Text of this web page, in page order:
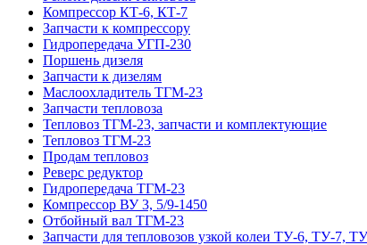
Компрессор КТ-6, КТ-7
Запчасти к компрессору
Гидропередача УГП-230
Поршень дизеля
Запчасти к дизелям
Маслоохладитель ТГМ-23
Запчасти тепловоза
Тепловоз ТГМ-23, запчасти и комплектующие
Тепловоз ТГМ-23
Продам тепловоз
Реверс редуктор
Гидропередача ТГМ-23
Компрессор ВУ 3, 5/9-1450
Отбойный вал ТГМ-23
Запчасти для тепловозов узкой колеи ТУ-6, ТУ-7,